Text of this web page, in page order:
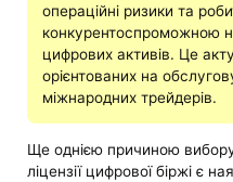
операційні ризики та
конкурентоспроможною
цифрових активів. Це
орієнтованих на
міжнародних трейдерів.
Ще однією причиною
ліцензії цифрової біржі є